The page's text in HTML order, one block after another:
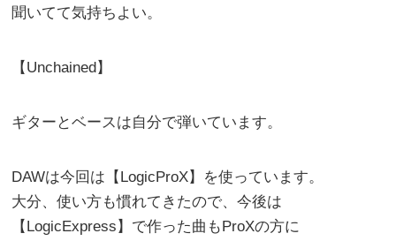
聞いてて気持ちよい。
【Unchained】
ギターとベースは自分で弾いています。
DAWは今回は【LogicProX】を使っています。
大分、使い方も慣れてきたので、今後は
【LogicExpress】で作った曲もProXの方に